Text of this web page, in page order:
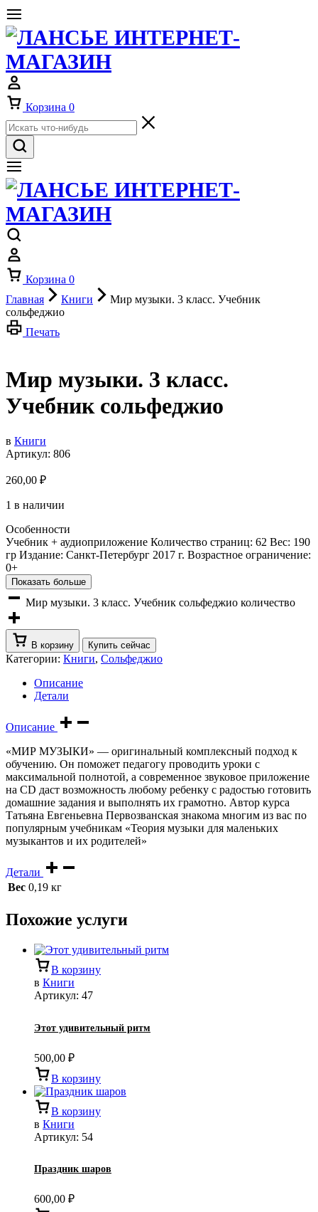
Корзина 0
Корзина 0
Главная
Книги
Мир музыки. 3 класс. Учебник
сольфеджио
Печать
Мир музыки. 3 класс.
Учебник сольфеджио
в Книги
Артикул: 806
260,00 ₽
1 в наличии
Особенности
Учебник + аудиоприложение Количество страниц: 62 Вес: 190
гр Издание: Санкт-Петербург 2017 г. Возрастное ограничение:
0+
Показать больше
Мир музыки. 3 класс. Учебник сольфеджио количество
В корзину Купить сейчас
Категории: Книги, Сольфеджио
Описание
Детали
Описание
«МИР МУЗЫКИ» — оригинальный комплексный подход к
обучению. Он поможет педагогу проводить уроки с
максимальной полнотой, а современное звуковое приложение
на CD даст возможность любому ребенку с радостью готовить
домашние задания и выполнять их грамотно. Автор курса
Татьяна Евгеньевна Первозванская знакома многим из вас по
популярным учебникам «Теория музыки для маленьких
музыкантов и их родителей»
Детали
Вес 0,19 кг
Похожие услуги
В корзину
в Книги
Артикул: 47
Этот удивительный ритм
500,00 ₽
В корзину
В корзину
в Книги
Артикул: 54
Праздник шаров
600,00 ₽